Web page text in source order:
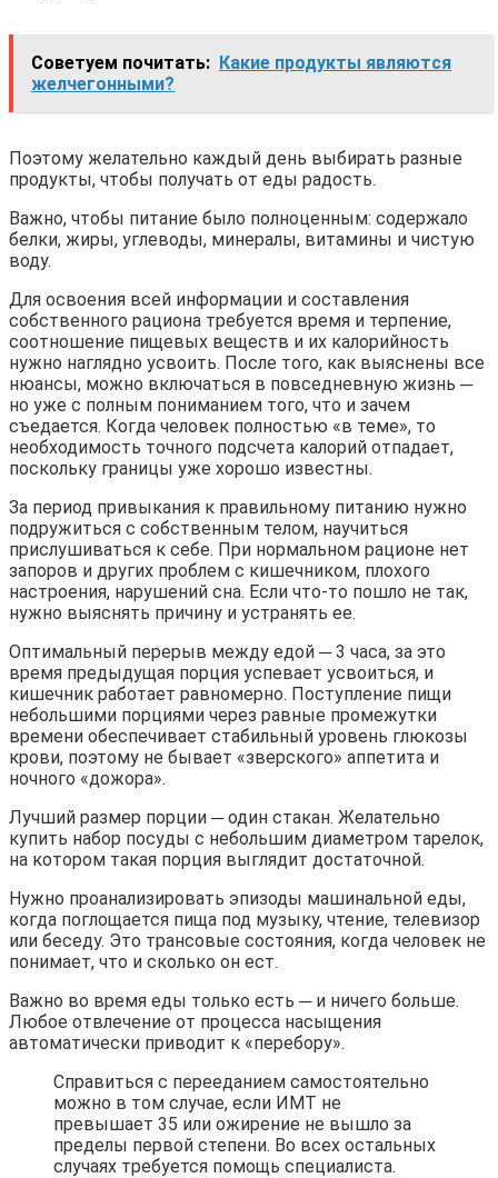
Советуем почитать: Какие продукты являются
желчегонными?
Поэтому желательно каждый день выбирать разные
продукты, чтобы получать от еды радость.
Важно, чтобы питание было полноценным: содержало
белки, жиры, углеводы, минералы, витамины и чистую
воду.
Для освоения всей информации и составления
собственного рациона требуется время и терпение,
соотношение пищевых веществ и их калорийность
нужно наглядно усвоить. После того, как выяснены все
нюансы, можно включаться в повседневную жизнь ─
но уже с полным пониманием того, что и зачем
съедается. Когда человек полностью «в теме», то
необходимость точного подсчета калорий отпадает,
поскольку границы уже хорошо известны.
За период привыкания к правильному питанию нужно
подружиться с собственным телом, научиться
прислушиваться к себе. При нормальном рационе нет
запоров и других проблем с кишечником, плохого
настроения, нарушений сна. Если что-то пошло не так,
нужно выяснять причину и устранять ее.
Оптимальный перерыв между едой ─ 3 часа, за это
время предыдущая порция успевает усвоиться, и
кишечник работает равномерно. Поступление пищи
небольшими порциями через равные промежутки
времени обеспечивает стабильный уровень глюкозы
крови, поэтому не бывает «зверского» аппетита и
ночного «дожора».
Лучший размер порции ─ один стакан. Желательно
купить набор посуды с небольшим диаметром тарелок,
на котором такая порция выглядит достаточной.
Нужно проанализировать эпизоды машинальной еды,
когда поглощается пища под музыку, чтение, телевизор
или беседу. Это трансовые состояния, когда человек не
понимает, что и сколько он ест.
Важно во время еды только есть ─ и ничего больше.
Любое отвлечение от процесса насыщения
автоматически приводит к «перебору».
Справиться с перееданием самостоятельно
можно в том случае, если ИМТ не
превышает 35 или ожирение не вышло за
пределы первой степени. Во всех остальных
случаях требуется помощь специалиста.